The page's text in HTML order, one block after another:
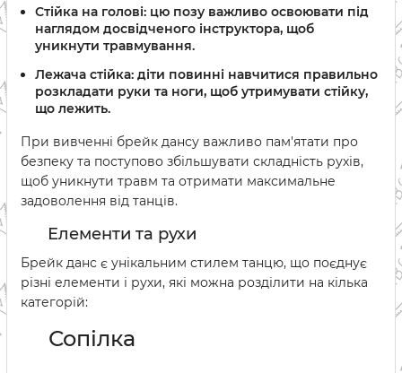
Стійка на голові: цю позу важливо освоювати під
наглядом досвідченого інструктора, щоб
уникнути травмування.
Лежача стійка: діти повинні навчитися правильно
розкладати руки та ноги, щоб утримувати стійку,
що лежить.
При вивченні брейк дансу важливо пам'ятати про
безпеку та поступово збільшувати складність рухів,
щоб уникнути травм та отримати максимальне
задоволення від танців.
Елементи та рухи
Брейк данс є унікальним стилем танцю, що поєднує
різні елементи і рухи, які можна розділити на кілька
категорій:
Сопілка